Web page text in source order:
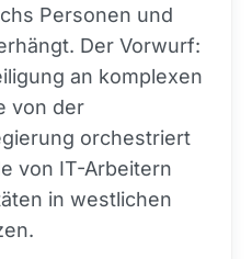
Personen und
Der Vorwurf:
an komplexen
von der
orchestriert
von IT-Arbeitern
in westlichen